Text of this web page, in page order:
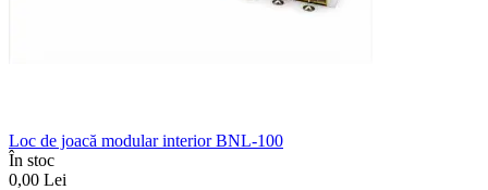
Loc de joacă modular interior BNL-100
În stoc
0,00 Lei